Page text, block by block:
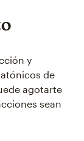
y
de
agotarte
sean